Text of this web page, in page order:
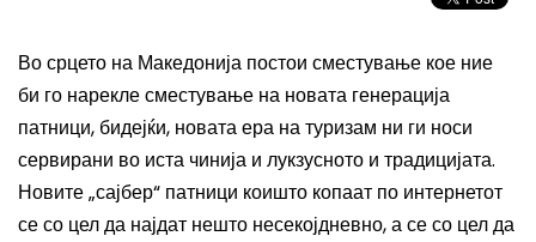
Во срцето на Македонија постои сместување кое ние
би го нарекле сместување на новата генерација
патници, бидејќи, новата ера на туризам ни ги носи
сервирани во иста чинија и лукзусното и традицијата.
Новите „сајбер“ патници коишто копаат по интернетот
се со цел да најдат нешто несекојдневно, а се со цел да